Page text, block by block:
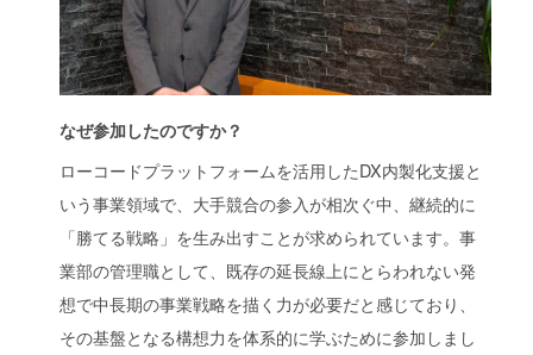
なぜ参加したのですか？
ローコードプラットフォームを活用したDX内製化支援と
いう事業領域で、大手競合の参入が相次ぐ中、継続的に
「勝てる戦略」を生み出すことが求められています。事
業部の管理職として、既存の延長線上にとらわれない発
想で中長期の事業戦略を描く力が必要だと感じており、
その基盤となる構想力を体系的に学ぶために参加しまし